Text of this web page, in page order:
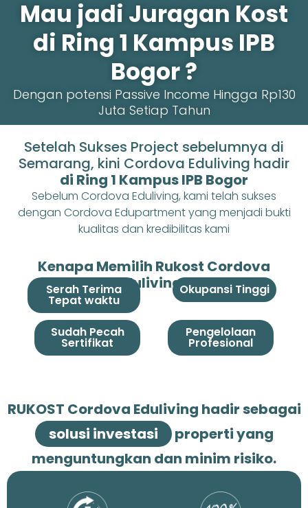
Mau jadi Juragan Kost
di Ring 1 Kampus IPB
Bogor ?
Dengan potensi Passive Income Hingga Rp130
Juta Setiap Tahun
Setelah Sukses Project sebelumnya di
Semarang, kini Cordova Eduliving hadir
di Ring 1 Kampus IPB Bogor
Sebelum Cordova Eduliving, kami telah sukses
dengan Cordova Edupartment yang menjadi bukti
kualitas dan kredibilitas kami
Kenapa Memilih Rukost Cordova
Eduliving ?
Serah Terima
Tepat waktu
Okupansi Tinggi
Sudah Pecah
Sertifikat
Pengelolaan
Profesional
RUKOST Cordova Eduliving hadir sebagai
solusi investasi
properti yang
menguntungkan dan minim risiko.